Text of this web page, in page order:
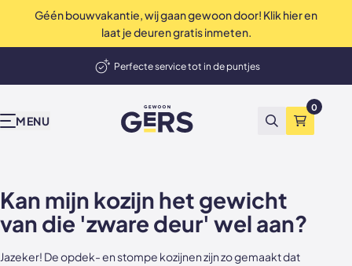
Géén bouwvakantie, wij gaan gewoon door! Klik hier en
laat je deuren gratis inmeten.
Uitstekend 4.9 / 5
op Trustpilot
Perfecte service tot in de puntjes
Deuren, wanden en akoestische panelen
MENU
GewoonGers
Zoeken
0
Onze producten
Taatsdeuren
Schuifdeuren
Inspiratie & advies
Advies video's
Stalen deuren
Bekend van tv
Wij zijn Gers
Waarom GewoonGers
Wij zijn GewoonGers
Team
Afspraak aan huis
Offerte aanvragen
Showrooms
Showroom & fabriek Vlaardingen
Kan mijn kozijn het gewicht
van die 'zware deur' wel aan?
Jazeker! De opdek- en stompe kozijnen zijn zo gemaakt dat